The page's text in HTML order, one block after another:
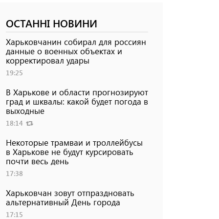
ОСТАННІ НОВИНИ
Харьковчанин собирал для россиян
данные о военных объектах и ​​
корректировал удары
19:25
В Харькове и области прогнозируют
град и шквалы: какой будет погода в
выходные
18:14
Некоторые трамваи и троллейбусы
в Харькове не будут курсировать
почти весь день
17:38
Харьковчан зовут отпраздновать
альтернативный День города
17:15